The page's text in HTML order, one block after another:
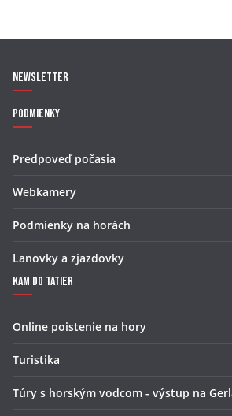
Newsletter
Podmienky
Predpoveď počasia
Webkamery
Podmienky na horách
Lanovky a zjazdovky
Kam do Tatier
Online poistenie na hory
Turistika
Túry s horským vodcom - výstup na